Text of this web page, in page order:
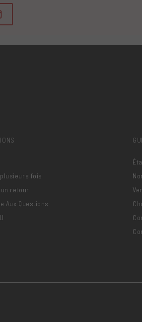
fois
retour
Aux Questions